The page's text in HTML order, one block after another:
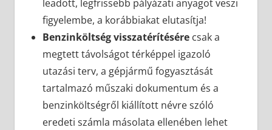
leadott, legfrissebb pályázati anyagot veszi
figyelembe, a korábbiakat elutasítja!
Benzinköltség visszatérítésérecsak a
megtett távolságot térképpel igazoló
utazási terv, a gépjármű fogyasztását
tartalmazó műszaki dokumentum és a
benzinköltségről kiállított névre szóló
eredeti számla másolata ellenében lehet